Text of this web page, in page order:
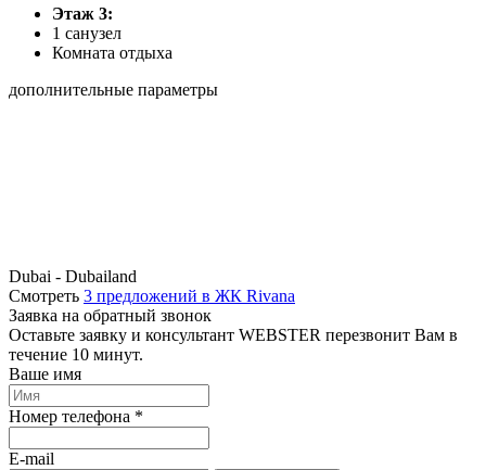
Этаж 3:
1 санузел
Комната отдыха
дополнительные параметры
Dubai - Dubailand
Смотреть 3 предложений в ЖК Rivana
Заявка на обратный звонок
Оставьте заявку и консультант WEBSTER перезвонит Вам в
течение 10 минут.
Ваше имя
Номер телефона *
E-mail